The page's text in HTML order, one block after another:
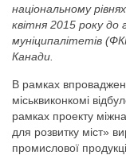
національному
квітня 2015 року до
муніципалітетів
Канади.
В рамках
міськвиконкомі
рамках проекту
для розвитку міст»
промислової